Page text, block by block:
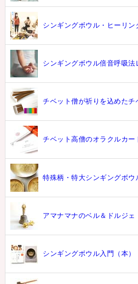
シンギングボウル・ヒーリン
シンギングボウル倍音呼吸法
チベット僧が祈りを込めた
チベット高僧のオラクルカー
特殊柄・特大シンギングボウ
アマナマナのベル＆ドルジェ
シンギングボウル入門（本）